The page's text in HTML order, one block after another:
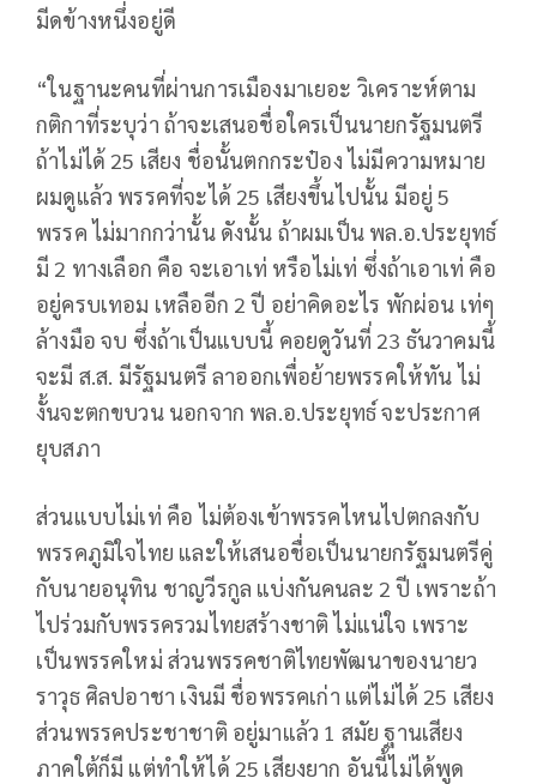
มีดข้างหนึ่งอยู่ดี
“ในฐานะคนที่ผ่านการเมืองมาเยอะ วิเคราะห์ตาม
กติกาที่ระบุว่า ถ้าจะเสนอชื่อใครเป็นนายกรัฐมนตรี
ถ้าไม่ได้ 25 เสียง ชื่อนั้นตกกระป๋อง ไม่มีความหมาย
ผมดูแล้ว พรรคที่จะได้ 25 เสียงขึ้นไปนั้น มีอยู่ 5
พรรค ไม่มากกว่านั้น ดังนั้น ถ้าผมเป็น พล.อ.ประยุทธ์
มี 2 ทางเลือก คือ จะเอาเท่ หรือไม่เท่ ซึ่งถ้าเอาเท่ คือ
อยู่ครบเทอม เหลืออีก 2 ปี อย่าคิดอะไร พักผ่อน เท่ๆ
ล้างมือ จบ ซึ่งถ้าเป็นแบบนี้ คอยดูวันที่ 23 ธันวาคมนี้
จะมี ส.ส. มีรัฐมนตรี ลาออกเพื่อย้ายพรรคให้ทัน ไม่
งั้นจะตกขบวน นอกจาก พล.อ.ประยุทธ์ จะประกาศ
ยุบสภา
ส่วนแบบไม่เท่ คือ ไม่ต้องเข้าพรรคไหนไปตกลงกับ
พรรคภูมิใจไทย และให้เสนอชื่อเป็นนายกรัฐมนตรีคู่
กับนายอนุทิน ชาญวีรกูล แบ่งกันคนละ 2 ปี เพราะถ้า
ไปร่วมกับพรรครวมไทยสร้างชาติ ไม่แน่ใจ เพราะ
เป็นพรรคใหม่ ส่วนพรรคชาติไทยพัฒนาของนายว
ราวุธ ศิลปอาชา เงินมี ชื่อพรรคเก่า แต่ไม่ได้ 25 เสียง
ส่วนพรรคประชาชาติ อยู่มาแล้ว 1 สมัย ฐานเสียง
ภาคใต้ก็มี แต่ทำให้ได้ 25 เสียงยาก อันนี้ไม่ได้พูด